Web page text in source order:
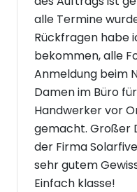
alle Termine
Rückfragen habe
bekommen, alle
Anmeldung beim
Damen im Büro
Handwerker vor
gemacht. Großer
der Firma
sehr gutem
Einfach klasse!